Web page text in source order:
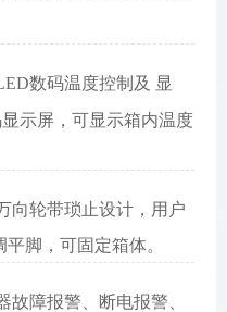
数码温度控制及 显
示屏，可显示箱内温度
向轮带琐止设计，用户
脚，可固定箱体。
故障报警、断电报警、